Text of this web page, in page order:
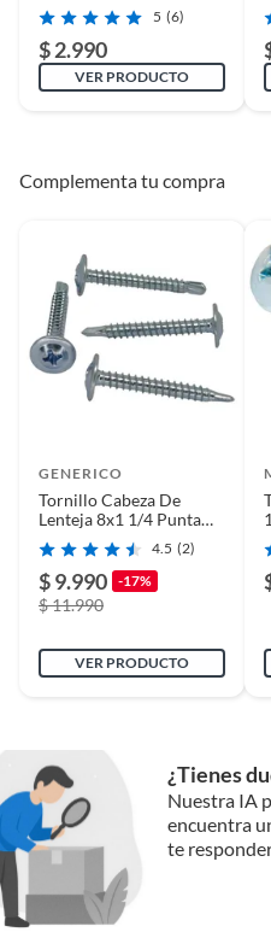
5 (6)
$ 2.990
VER PRODUCTO
Complementa tu compra
GENERICO
Tornillo Cabeza De
Lenteja 8x1 1/4 Punta
Broca 500 Unidades
4.5 (2)
$ 9.990 -17%
$ 11.990
VER PRODUCTO
¿Tienes
Nuestra IA
encuentra
te